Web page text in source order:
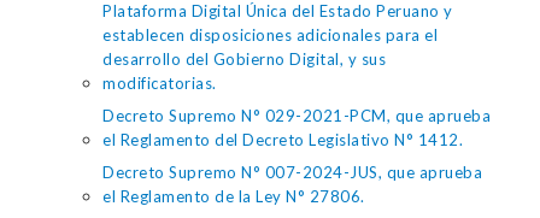
Plataforma Digital Única del Estado Peruano y
establecen disposiciones adicionales para el
desarrollo del Gobierno Digital, y sus
modificatorias.
Decreto Supremo N° 029-2021-PCM, que aprueba
el Reglamento del Decreto Legislativo N° 1412.
Decreto Supremo N° 007-2024-JUS, que aprueba
el Reglamento de la Ley N° 27806.